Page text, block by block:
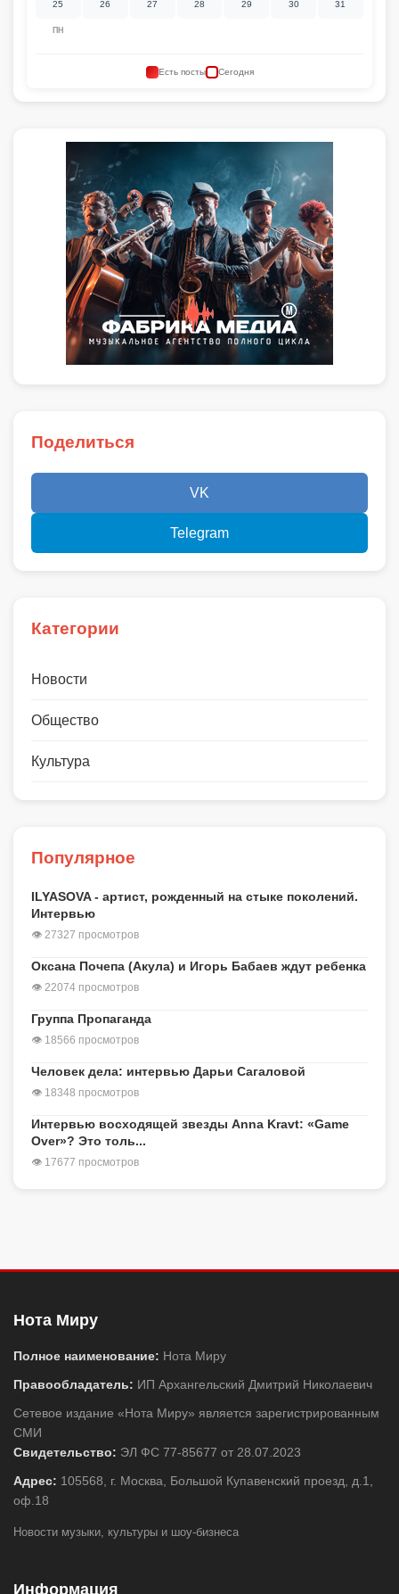
ПН
25 26 27 28 29 30 31
Есть посты Сегодня
Поделиться
VK
Telegram
Категории
Новости
Общество
Культура
Популярное
ILYASOVA - артист, рожденный на стыке поколений.
Интервью
👁 27327 просмотров
Оксана Почепа (Акула) и Игорь Бабаев ждут ребенка
👁 22074 просмотров
Группа Пропаганда
👁 18566 просмотров
Человек дела: интервью Дарьи Сагаловой
👁 18348 просмотров
Интервью восходящей звезды Anna Kravt: «Game
Over»? Это толь...
👁 17677 просмотров
Нота Миру
Полное наименование: Нота Миру
Правообладатель: ИП Архангельский Дмитрий Николаевич
Сетевое издание «Нота Миру» является зарегистрированным
СМИ
Свидетельство: ЭЛ ФС 77-85677 от 28.07.2023
Адрес: 105568, г. Москва, Большой Купавенский проезд, д.1,
оф.18
Новости музыки, культуры и шоу-бизнеса
Информация